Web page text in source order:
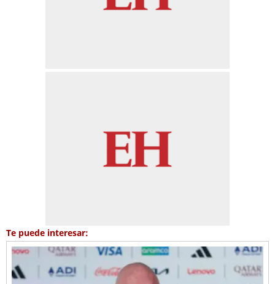
Te puede interesar: